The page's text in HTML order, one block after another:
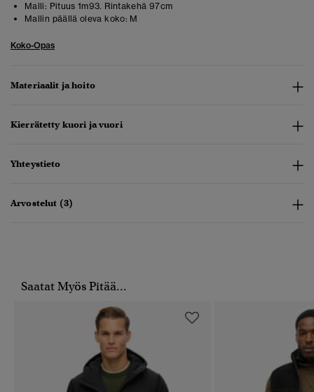
Malli: Pituus 1m93. Rintakehä 97cm
Mallin päällä oleva koko: M
Koko-Opas
Materiaalit ja hoito
Kierrätetty kuori ja vuori
Yhteystieto
Arvostelut (3)
Saatat Myös Pitää...